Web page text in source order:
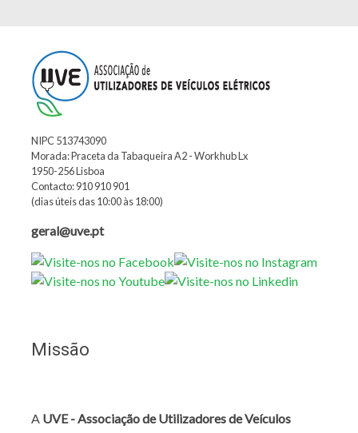
NIPC 513743090
Morada: Praceta da Tabaqueira A2 - Workhub Lx
1950-256 Lisboa
Contacto: 910 910 901
(dias úteis das 10:00 às 18:00)
geral@uve.pt
Missão
A UVE - Associação de Utilizadores de Veículos